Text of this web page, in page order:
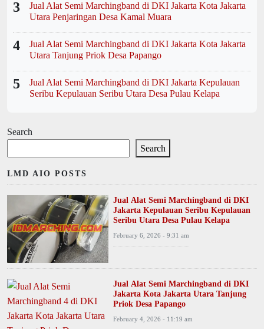
3
Jual Alat Semi Marchingband di DKI Jakarta Kota Jakarta
Utara Penjaringan Desa Kamal Muara
4
Jual Alat Semi Marchingband di DKI Jakarta Kota Jakarta
Utara Tanjung Priok Desa Papango
5
Jual Alat Semi Marchingband di DKI Jakarta Kepulauan
Seribu Kepulauan Seribu Utara Desa Pulau Kelapa
Search
Search
LMD AIO POSTS
Jual Alat Semi Marchingband di DKI
Jakarta Kepulauan Seribu Kepulauan
Seribu Utara Desa Pulau Kelapa
February 6, 2026 - 9:31 am
Jual Alat Semi Marchingband di DKI
Jakarta Kota Jakarta Utara Tanjung
Priok Desa Papango
February 4, 2026 - 11:19 am